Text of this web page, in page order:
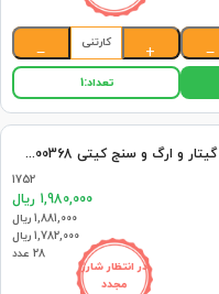
−
+
کارتنی
−
تعداد:1
در انتظار شارژ
مجدد
ست 3تکه گیتار و ارگ و سنج کیتی 300368 اسپادان (28)
1752
1,980,000 ریال
1,881,000 ریال
1,782,000 ریال
28 عدد